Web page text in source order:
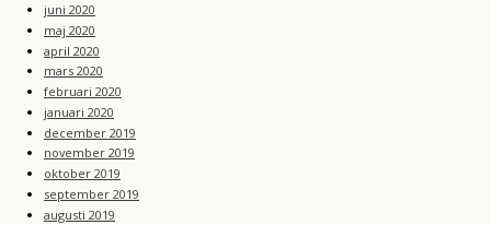
juni 2020
maj 2020
april 2020
mars 2020
februari 2020
januari 2020
december 2019
november 2019
oktober 2019
september 2019
augusti 2019